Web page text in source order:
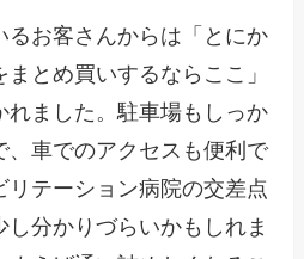
るお客さんからは「とにか
とめ買いするならここ」
れました。駐車場もしっか
、車でのアクセスも便利で
テーション病院の交差点
分かりづらいかもしれま